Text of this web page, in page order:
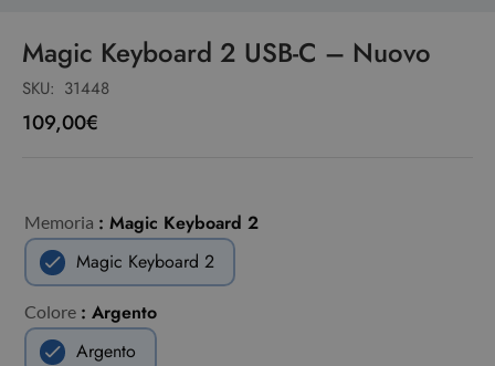
Magic Keyboard 2 USB-C – Nuovo
SKU: 31448
109,00€
Memoria : Magic Keyboard 2
Magic Keyboard 2
Colore : Argento
Argento